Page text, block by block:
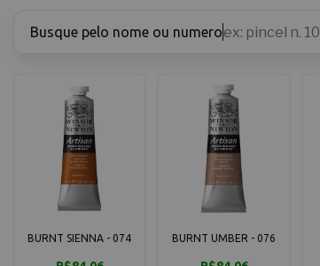
Busque pelo nome ou numero
BURNT SIENNA - 074 BURNT UMBER - 076